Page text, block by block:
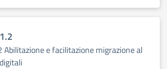
Abilitazione e facilitazione migrazione al